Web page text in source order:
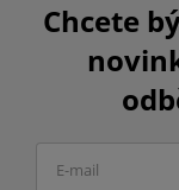
Chcete